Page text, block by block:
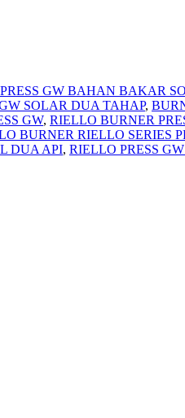
GW BAHAN BAKAR
SOLAR DUA TAHAP,
GW, RIELLO BURNER
BURNER RIELLO SERIES
DUA API, RIELLO PRESS